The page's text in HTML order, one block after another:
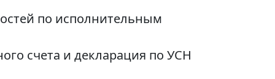
по исполнительным
счета и декларация по УСН